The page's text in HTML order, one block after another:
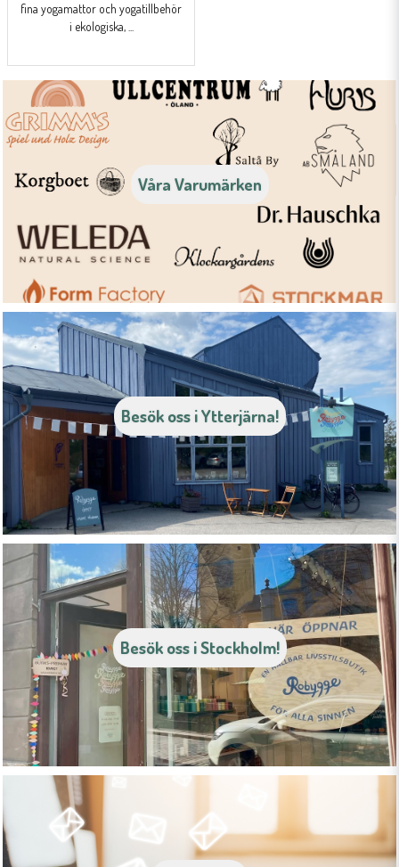
fina yogamattor och yogatillbehör
i ekologiska, ...
Våra Varumärken
Besök oss i Ytterjärna!
Besök oss i Stockholm!